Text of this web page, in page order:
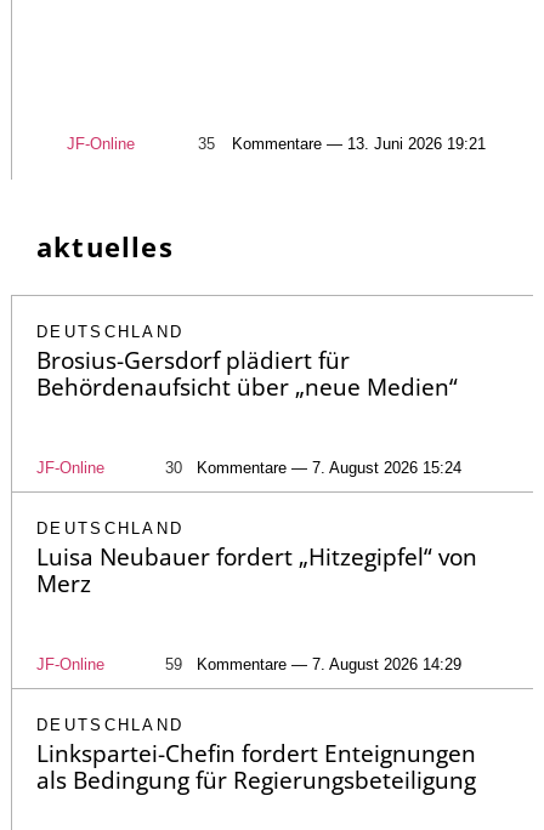
JF-Online 35 Kommentare — 13. Juni 2026 19:21
aktuelles
DEUTSCHLAND
Brosius-Gersdorf plädiert für
Behördenaufsicht über „neue Medien“
JF-Online 30 Kommentare — 7. August 2026 15:24
DEUTSCHLAND
Luisa Neubauer fordert „Hitzegipfel“ von
Merz
JF-Online 59 Kommentare — 7. August 2026 14:29
DEUTSCHLAND
Linkspartei-Chefin fordert Enteignungen
als Bedingung für Regierungsbeteiligung